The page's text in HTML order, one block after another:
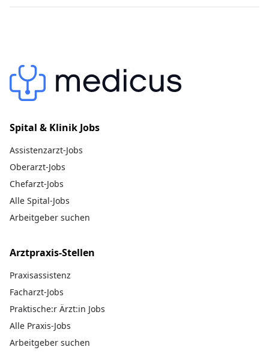
Spital & Klinik Jobs
Assistenzarzt-Jobs
Oberarzt-Jobs
Chefarzt-Jobs
Alle Spital-Jobs
Arbeitgeber suchen
Arztpraxis-Stellen
Praxisassistenz
Facharzt-Jobs
Praktische:r Ärzt:in Jobs
Alle Praxis-Jobs
Arbeitgeber suchen